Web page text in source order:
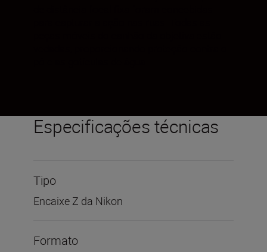
Especificações técnicas
Tipo
Encaixe Z da Nikon
Formato